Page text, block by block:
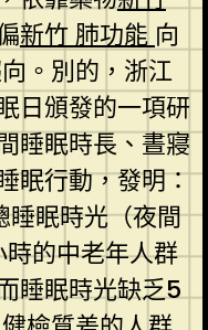
新竹 肺功能 向
。別的，浙江
日頒發的一項研
睡眠時長、晝寢
眠行動，發明：
睡眠時光（夜間
的中老年人群
睡眠時光缺乏5